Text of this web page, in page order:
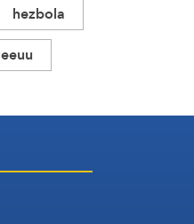
hezbola
eeuu